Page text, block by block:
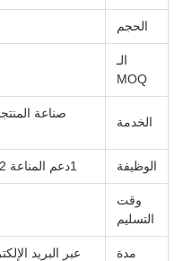
الحجم
الـ
MOQ
الخدمة
صناعة
الوظيفة 1دعم المناعة 2 تحسين الهضم 3 تحسين صحة الأمعاء
وقت
التسليم
مدة
عبر البريد